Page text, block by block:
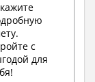
с
для